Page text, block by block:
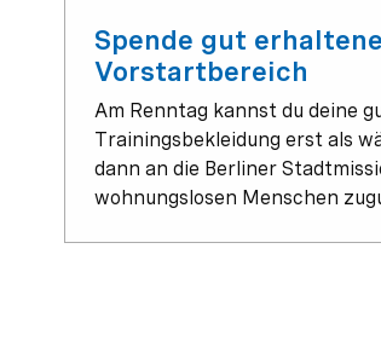
Spende gut
Vorstartbereich
Am Renntag kannst du deine
Trainingsbekleidung erst als
dann an die Berliner
wohnungslosen Menschen